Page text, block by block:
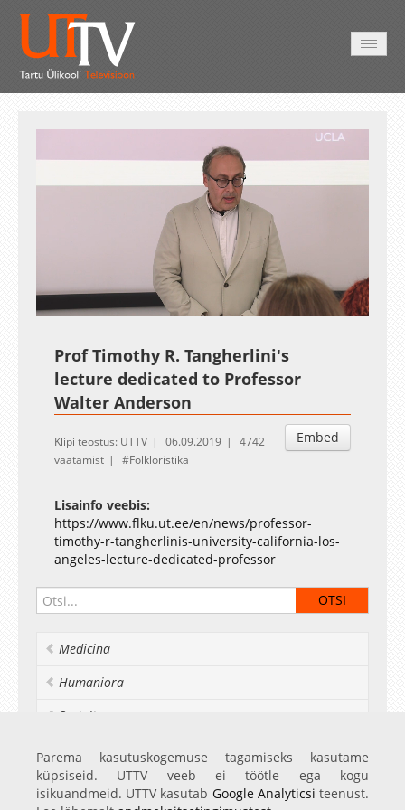
UnmuteLoaded:
0.31%
Esituskiirused
Auto
Prof Timothy R. Tangherlini's
lecture dedicated to Professor
Walter Anderson
Embed
Klipi teostus: UTTV 06.09.2019
4742
vaatamist
Folkloristika
Lisainfo veebis:
https://www.flku.ut.ee/en/news/professor-
timothy-r-tangherlinis-university-california-los-
angeles-lecture-dedicated-professor
Medicina
Humaniora
Socialia
Realia et naturalia
Ülikoolist veel
Parema kasutuskogemuse tagamiseks kasutame
küpsiseid. UTTV veeb ei töötle ega kogu
isikuandmeid. UTTV kasutab Google Analyticsi teenust.